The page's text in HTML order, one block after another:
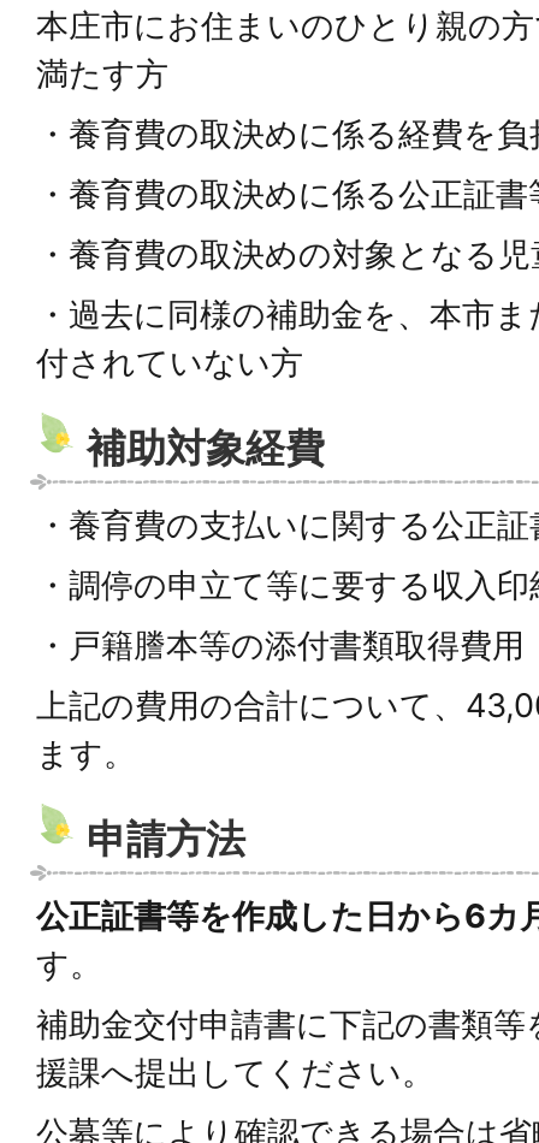
本庄市にお住まいのひとり親の
満たす方
・養育費の取決めに係る経費を
・養育費の取決めに係る公正証
・養育費の取決めの対象となる
・過去に同様の補助金を、本市
付されていない方
補助対象経費
・養育費の支払いに関する公正
・調停の申立て等に要する収入印
・戸籍謄本等の添付書類取得費用
上記の費用の合計について、
ます。
申請方法
公正証書等を作成した日から6カ
す。
補助金交付申請書に下記の書類
援課へ提出してください。
公募等により確認できる場合は